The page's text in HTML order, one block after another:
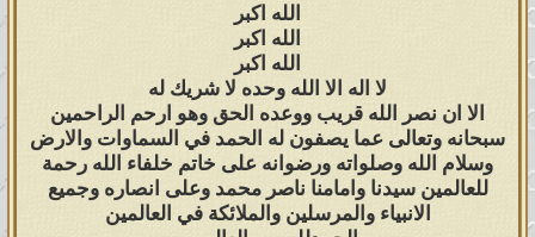
الله اكبر
الله اكبر
الله اكبر
لا اله الا الله وحده لا شريك له
الا ان نصر الله قريب ووعده الحق وهو ارحم الراحمين
سبحانه وتعالى عما يصفون له الحمد في السماوات والارض
وسلام الله وصلواته ورضوانه على خاتم خلفاء الله رحمة
للعالمين سيدنا وامامنا ناصر محمد وعلى انصاره وجميع
الانبياء والمرسلين والملائكة في العالمين